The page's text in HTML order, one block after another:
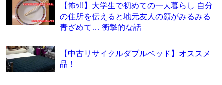
【怖ｯ!!】大学生で初めての一人暮らし 自分
の住所を伝えると地元友人の顔がみるみる
青ざめて… 衝撃的な話
【中古リサイクルダブルベッド】オススメ
品！